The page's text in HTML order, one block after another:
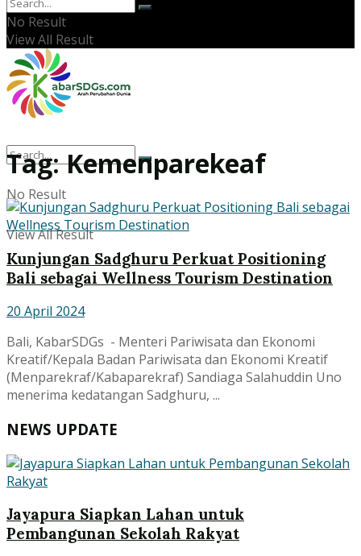
No Result
View All Result
No Result
View All Result
Tag:Kemenparekeaf
Kunjungan Sadghuru Perkuat Positioning
Bali sebagai Wellness Tourism Destination
20 April 2024
Bali, KabarSDGs - Menteri Pariwisata dan Ekonomi
Kreatif/Kepala Badan Pariwisata dan Ekonomi Kreatif
(Menparekraf/Kabaparekraf) Sandiaga Salahuddin Uno
menerima kedatangan Sadghuru, ...
NEWS UPDATE
Jayapura Siapkan Lahan untuk
Pembangunan Sekolah Rakyat